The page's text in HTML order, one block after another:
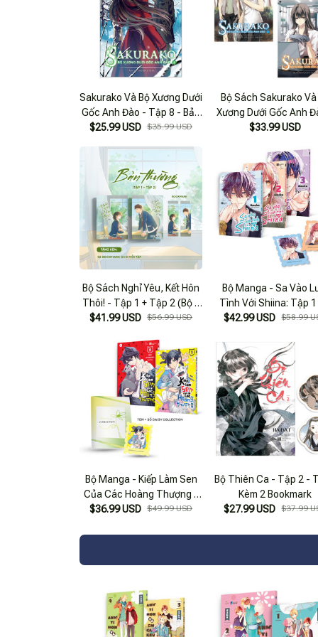
Sakurako Và Bộ Xương Dưới
Gốc Anh Đào - Tập 8 - Bản
Đặc Biệt - Tặng Kèm
$25.99 USD $35.99 USD
Bộ Sách Sakurako Và
Xương Dưới Gốc Anh
Tập 2 + Tập 3 (bộ 2
Poster + Móc Khóa
$33.99 USD
Bộ Sách Nghỉ Yêu, Kết Hôn
Thôi! - Tập 1 + Tập 2 (Bộ 2
Tập) - Tặng Kèm 2
$41.99 USD $56.99 USD
Bộ Manga - Sa Vào
Tình Với Shiina: Tập
(Bộ 3 Tập) - Tặng
$42.99 USD $58.99
Bộ Manga - Kiếp Làm Sen
Của Các Hoàng Thượng -
Tập 1 + Tập 2 (Bộ 2 Cuốn) -
$36.99 USD $49.99 USD
Bộ Thiên Ca - Tập 2 -
Kèm 2 Bookmark
$27.99 USD
$37.99